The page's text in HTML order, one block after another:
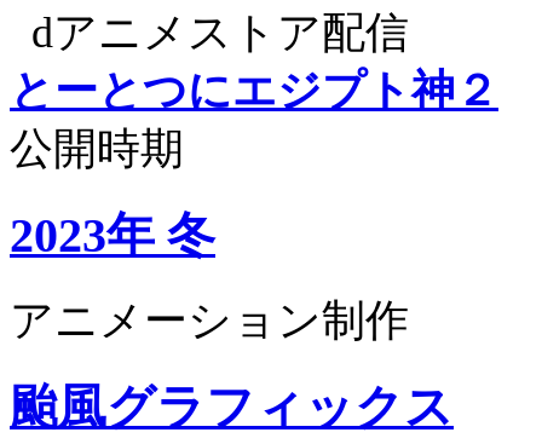
dアニメストア配信
とーとつにエジプト神２
公開時期
2023年 冬
アニメーション制作
颱風グラフィックス